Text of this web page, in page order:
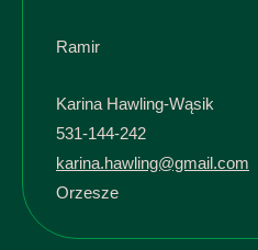
Ramir
Karina Hawling-Wąsik
531-144-242
karina.hawling@gmail.com
Orzesze